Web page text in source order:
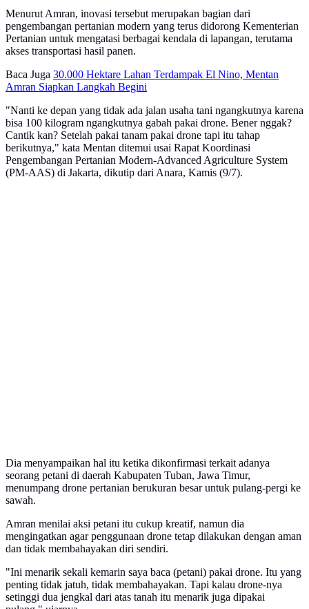
Menurut Amran, inovasi tersebut merupakan bagian dari
pengembangan pertanian modern yang terus didorong Kementerian
Pertanian untuk mengatasi berbagai kendala di lapangan, terutama
akses transportasi hasil panen.
Baca Juga 30.000 Hektare Lahan Terdampak El Nino, Mentan
Amran Siapkan Langkah Begini
"Nanti ke depan yang tidak ada jalan usaha tani ngangkutnya karena
bisa 100 kilogram ngangkutnya gabah pakai drone. Bener nggak?
Cantik kan? Setelah pakai tanam pakai drone tapi itu tahap
berikutnya," kata Mentan ditemui usai Rapat Koordinasi
Pengembangan Pertanian Modern-Advanced Agriculture System
(PM-AAS) di Jakarta, dikutip dari Anara, Kamis (9/7).
Dia menyampaikan hal itu ketika dikonfirmasi terkait adanya
seorang petani di daerah Kabupaten Tuban, Jawa Timur,
menumpang drone pertanian berukuran besar untuk pulang-pergi ke
sawah.
Amran menilai aksi petani itu cukup kreatif, namun dia
mengingatkan agar penggunaan drone tetap dilakukan dengan aman
dan tidak membahayakan diri sendiri.
"Ini menarik sekali kemarin saya baca (petani) pakai drone. Itu yang
penting tidak jatuh, tidak membahayakan. Tapi kalau drone-nya
setinggi dua jengkal dari atas tanah itu menarik juga dipakai